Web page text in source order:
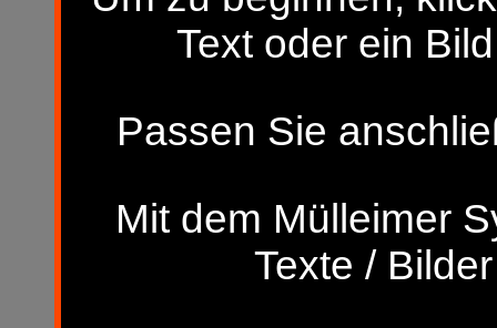
Text oder ein
Passen Sie
Mit dem Mülleimer
Texte /